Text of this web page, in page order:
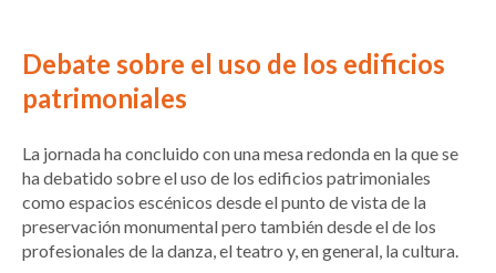
Debate sobre el uso de los edificios
patrimoniales
La jornada ha concluido con una mesa redonda en la que se
ha debatido sobre el uso de los edificios patrimoniales
como espacios escénicos desde el punto de vista de la
preservación monumental pero también desde el de los
profesionales de la danza, el teatro y, en general, la cultura.